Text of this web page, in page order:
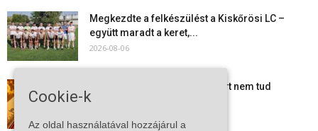
Megkezdte a felkészülést a Kiskőrösi LC –
együtt maradt a keret,...
2026-08-06
Mi történik Európa felett? Ezért nem tud
szabadulni a kontinens a...
Cookie-k
Az oldal használatával hozzájárul a